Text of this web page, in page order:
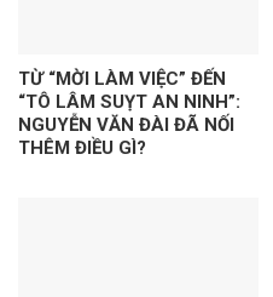
TỪ “MỜI LÀM VIỆC” ĐẾN
“TÔ LÂM SUỴT AN NINH”:
NGUYỄN VĂN ĐÀI ĐÃ NỐI
THÊM ĐIỀU GÌ?